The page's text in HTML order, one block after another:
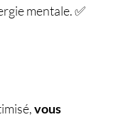
mentale. ✅
vous